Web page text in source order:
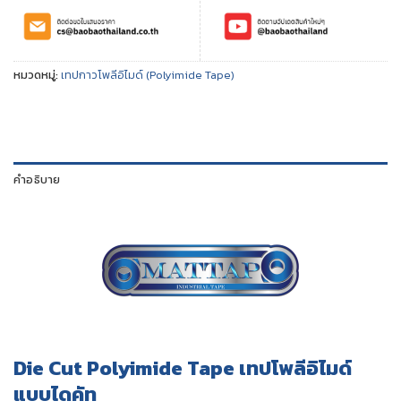
หมวดหมู่: เทปกาวโพลีอิไมด์ (Polyimide Tape)
คำอธิบาย
Die Cut Polyimide Tape เทปโพลีอิไมด์
แบบไดคัท